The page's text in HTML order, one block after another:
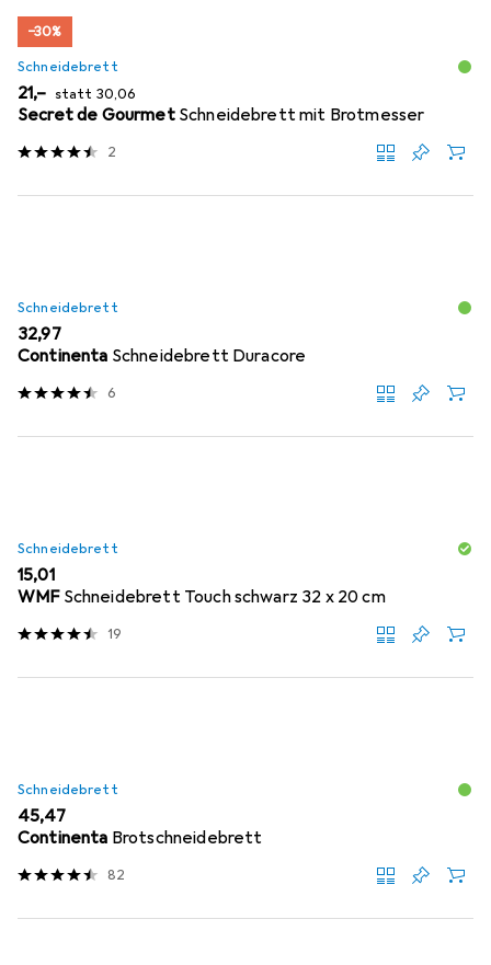
−30%
Schneidebrett
EUR
21,– statt EUR
30,06
Secret de Gourmet Schneidebrett mit Brotmesser
2
Schneidebrett
EUR
32,97
Continenta Schneidebrett Duracore
6
Schneidebrett
EUR
15,01
WMF Schneidebrett Touch schwarz 32 x 20 cm
19
Schneidebrett
EUR
45,47
Continenta Brotschneidebrett
82